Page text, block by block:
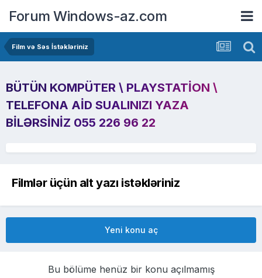
Forum Windows-az.com
Film və Səs İstəkləriniz
BÜTÜN KOMPÜTER \ PLAYSTATION \
TELEFONA AID SUALINIZI YAZA
BILƏRSINIZ 055 226 96 22
Filmlər üçün alt yazı istəkləriniz
Yeni konu aç
Bu bölüme henüz bir konu açılmamış